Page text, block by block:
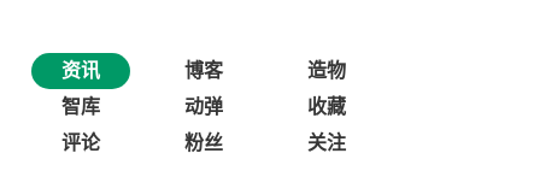
资讯 博客
造物
智库
动弹
收藏
评论
粉丝 关注